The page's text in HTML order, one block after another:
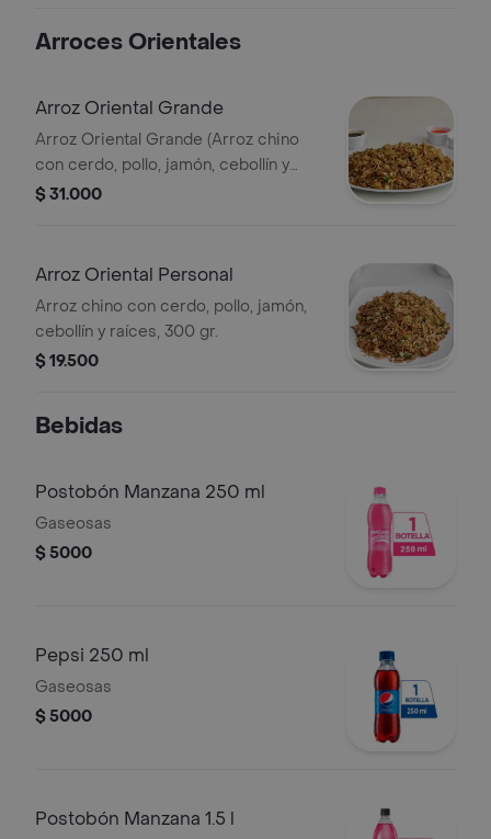
165 gramos de carne a la plancha.
Arroces Orientales
Arroz Oriental Grande
Arroz Oriental Grande (Arroz chino
con cerdo, pollo, jamón, cebollín y
raíces, 700 gr.
$ 31.000
Arroz Oriental Personal
Arroz chino con cerdo, pollo, jamón,
cebollín y raíces, 300 gr.
$ 19.500
Bebidas
Postobón Manzana 250 ml
Gaseosas
$ 5000
Pepsi 250 ml
Gaseosas
$ 5000
Postobón Manzana 1.5 l